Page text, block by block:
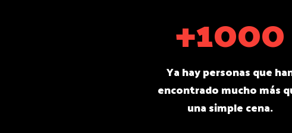
+1000
Ya hay personas que
encontrado mucho más
una simple cena.